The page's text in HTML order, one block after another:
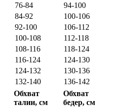
76-84
94-100
84-92
100-106
92-100
106-112
100-108
112-118
108-116
118-124
116-124
124-130
124-132
130-136
132-140
136-142
Обхват
талии, см
Обхват
бедер, см